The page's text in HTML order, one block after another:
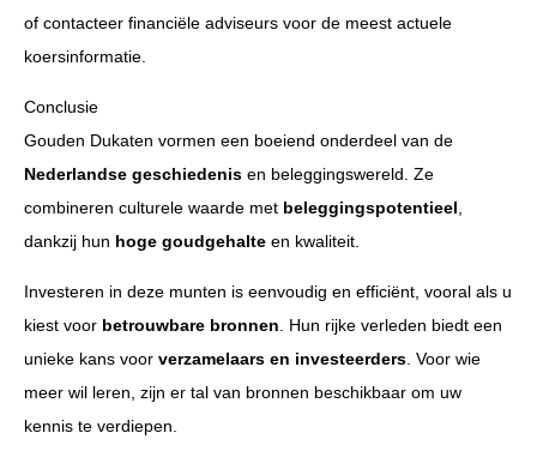
of contacteer financiële adviseurs voor de meest actuele
koersinformatie.
Conclusie
Gouden Dukaten vormen een boeiend onderdeel van de
Nederlandse geschiedenis en beleggingswereld. Ze
combineren culturele waarde met beleggingspotentieel
dankzij hun hoge goudgehalte en kwaliteit.
Investeren in deze munten is eenvoudig en efficiënt, vooral als u
kiest voor betrouwbare bronnen . Hun rijke verleden biedt een
unieke kans voor verzamelaars en investeerders . Voor wie
meer wil leren, zijn er tal van bronnen beschikbaar om uw
kennis te verdiepen.